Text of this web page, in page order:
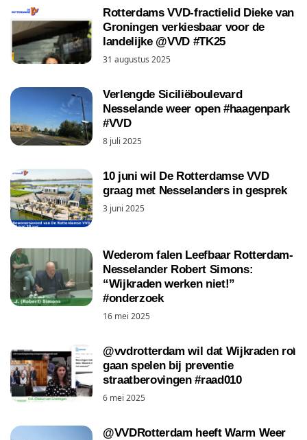
Rotterdams VVD-fractielid Dieke van
Groningen verkiesbaar voor de
landelijke @VVD #TK25
31 augustus 2025
Verlengde Siciliëboulevard
Nesselande weer open #haagenpark
#VVD
8 juli 2025
10 juni wil De Rotterdamse VVD
graag met Nesselanders in gesprek
3 juni 2025
Wederom falen Leefbaar Rotterdam-
Nesselander Robert Simons:
“Wijkraden werken niet!”
#onderzoek
16 mei 2025
@vvdrotterdam wil dat Wijkraden rol
gaan spelen bij preventie
straatberovingen #raad010
6 mei 2025
@VVDRotterdam heeft Warm Weer